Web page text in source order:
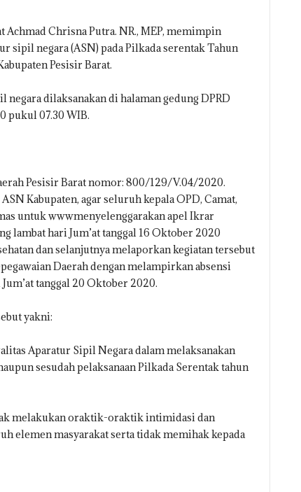
Achmad Chrisna Putra. NR., MEP, memimpin
sipil negara (ASN) pada Pilkada serentak Tahun
Pesisir Barat.
dilaksanakan di halaman gedung DPRD
pukul 07.30 WIB.
Pesisir Barat nomor: 800/129/V.04/2020.
Kabupaten, agar seluruh kepala OPD, Camat,
untuk wwwmenyelenggarakan apel Ikrar
lambat hari Jum’at tanggal 16 Oktober 2020
dan selanjutnya melaporkan kegiatan tersebut
Daerah dengan melampirkan absensi
tanggal 20 Oktober 2020.
yakni:
Aparatur Sipil Negara dalam melaksanakan
sesudah pelaksanaan Pilkada Serentak tahun
melakukan oraktik-oraktik intimidasi dan
elemen masyarakat serta tidak memihak kepada